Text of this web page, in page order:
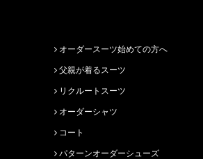
オーダースーツ始めての方へ
父親が着るスーツ
リクルートスーツ
オーダーシャツ
コート
パターンオーダーシューズ